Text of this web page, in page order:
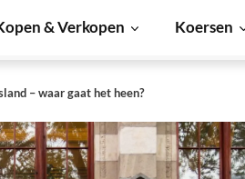
& Verkopen Koersen
– waar gaat het heen?